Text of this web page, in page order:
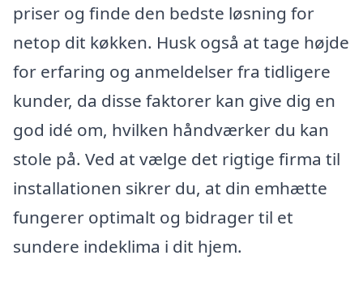
priser og finde den bedste løsning for
netop dit køkken. Husk også at tage højde
for erfaring og anmeldelser fra tidligere
kunder, da disse faktorer kan give dig en
god idé om, hvilken håndværker du kan
stole på. Ved at vælge det rigtige firma til
installationen sikrer du, at din emhætte
fungerer optimalt og bidrager til et
sundere indeklima i dit hjem.